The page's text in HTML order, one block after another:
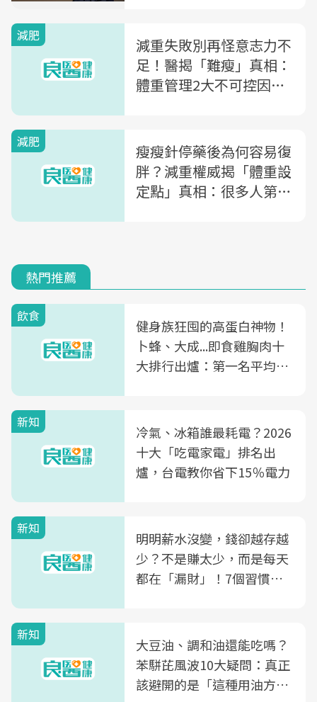
減肥
減重失敗別再怪意志力不
足！醫揭「難瘦」真相：
體重管理2大不可控因素
減肥
瘦瘦針停藥後為何容易復
胖？減重權威揭「體重設
定點」真相：很多人第一
熱門推薦
飲食
健身族狂囤的高蛋白神物！
卜蜂、大成...即食雞胸肉十
大排行出爐：第一名平均一
新知
冷氣、冰箱誰最耗電？2026
十大「吃電家電」排名出
爐，台電教你省下15％電力
新知
明明薪水沒變，錢卻越存越
少？不是賺太少，而是每天
都在「漏財」！7個習慣一
新知
大豆油、調和油還能吃嗎？
苯駢芘風波10大疑問：真正
該避開的是「這種用油方